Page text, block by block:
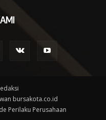
bursakota.co.id
Perilaku Perusahaan